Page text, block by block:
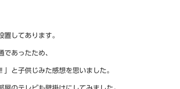
してあります。
あったため、
と子供じみた感想を思いました。